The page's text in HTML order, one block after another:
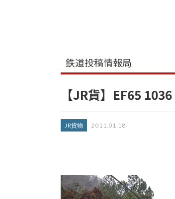
鉄道投稿情報局
【JR貨】EF65
JR貨物 2011.01.18